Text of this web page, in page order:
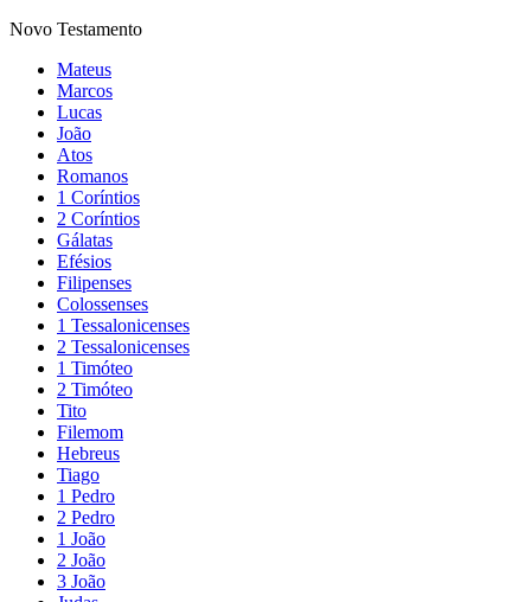
Novo Testamento
Mateus
Marcos
Lucas
João
Atos
Romanos
1 Coríntios
2 Coríntios
Gálatas
Efésios
Filipenses
Colossenses
1 Tessalonicenses
2 Tessalonicenses
1 Timóteo
2 Timóteo
Tito
Filemom
Hebreus
Tiago
1 Pedro
2 Pedro
1 João
2 João
3 João